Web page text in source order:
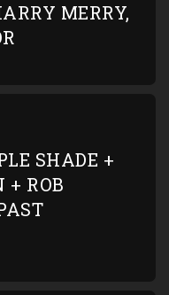
MERRY,
SHADE +
+ ROB